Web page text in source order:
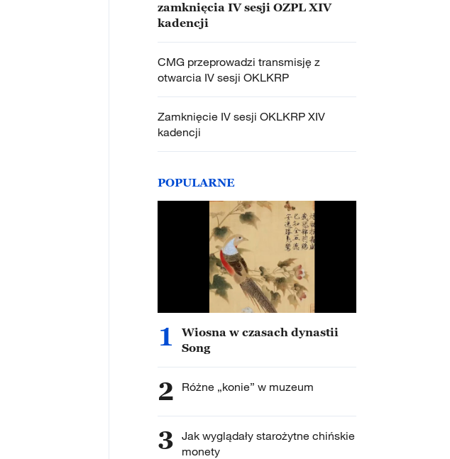
zamknięcia IV sesji OZPL XIV
kadencji
CMG przeprowadzi transmisję z
otwarcia IV sesji OKLKRP
Zamknięcie IV sesji OKLKRP XIV
kadencji
POPULARNE
1
Wiosna w czasach dynastii
Song
2 Różne „konie” w muzeum
3 Jak wyglądały starożytne chińskie
monety